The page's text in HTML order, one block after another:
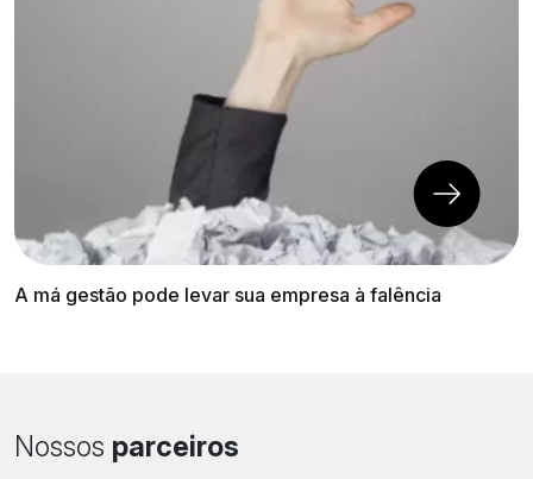
A má gestão pode levar sua empresa à falência
Nossos parceiros